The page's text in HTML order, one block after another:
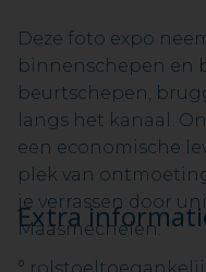
Deze foto expo
binnenschepen en
beurtschepen,
langs het kanaal.
een economische
plek van
je verrassen door
Maasmechelen.
Extra